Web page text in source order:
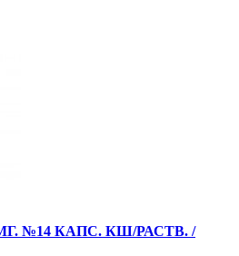
№14 КАПС. КШ/РАСТВ. /